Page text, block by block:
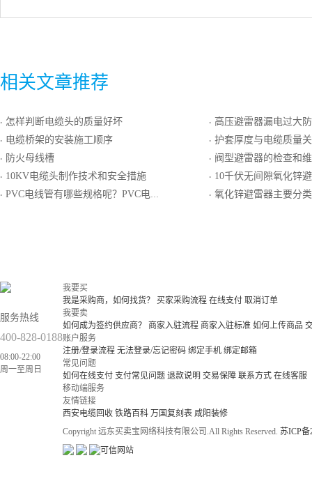
相关文章推荐
· 怎样判断电缆头的质量好坏
· 电缆桥架的安装施工顺序
· 防火母线槽
· 10KV电缆头制作技术和安全措施
· PVC电线管有哪些规格呢？PVC电线管有什么特点呢？
· 高压避雷器漏电过大
· 护套厚度与电缆质量
· 阀型避雷器的检查和
· 10千伏无间隙氧化锌避雷器
· 氧化锌避雷器主要分类
服务热线
400-828-0188
08:00-22:00
周一至周日
我要买
我是采购商，如何找货？
买家采购流程 在线支付 取消订单
我要卖
如何成为签约供应商？
商家入驻流程 商家入驻标准 如何上传商品
账户服务
注册/登录流程 无法登录/忘记密码 绑定手机 绑定邮箱
常见问题
如何在线支付 支付常见问题 退款说明 交易保障 联系方式 在线客服
移动端服务
友情链接
西安电缆回收 铁路百科 万国复刻表 咸阳装修
Copyright 远东买卖宝网络科技有限公司.All Rights Reserved. 苏ICP备